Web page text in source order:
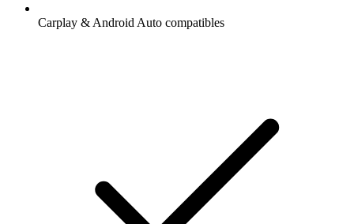
Carplay & Android Auto compatibles